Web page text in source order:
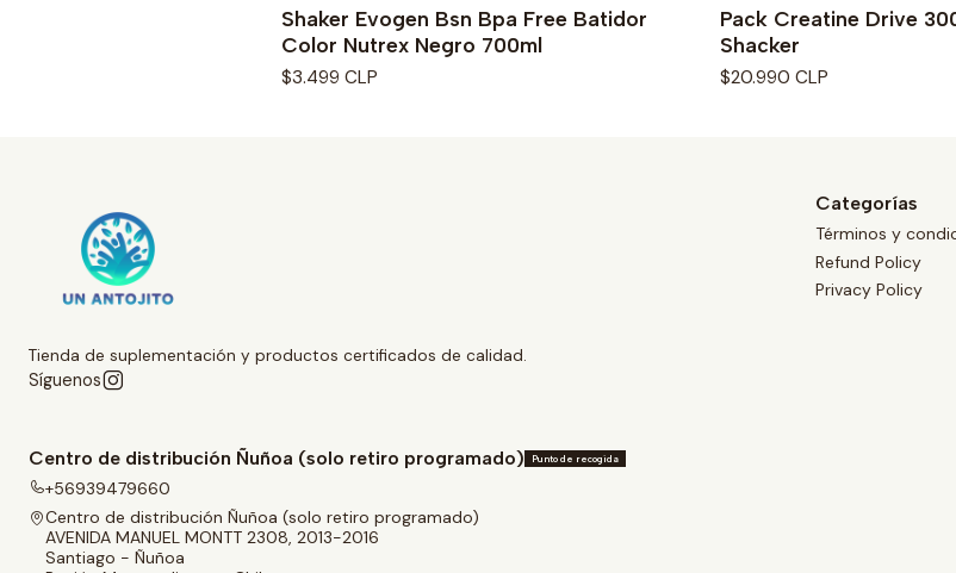
Shaker Evogen Bsn Bpa Free Batidor
Color Nutrex Negro 700ml
$3.499 CLP
Pack Creatine Drive
Shacker
$20.990 CLP
Tienda de suplementación y productos certificados de calidad.
Síguenos
Categorías
Términos y
Refund Policy
Privacy Policy
Centro de distribución Ñuñoa (solo retiro programado) Punto de recogida
+56939479660
Centro de distribución Ñuñoa (solo retiro programado)
AVENIDA MANUEL MONTT 2308, 2013-2016
Santiago - Ñuñoa